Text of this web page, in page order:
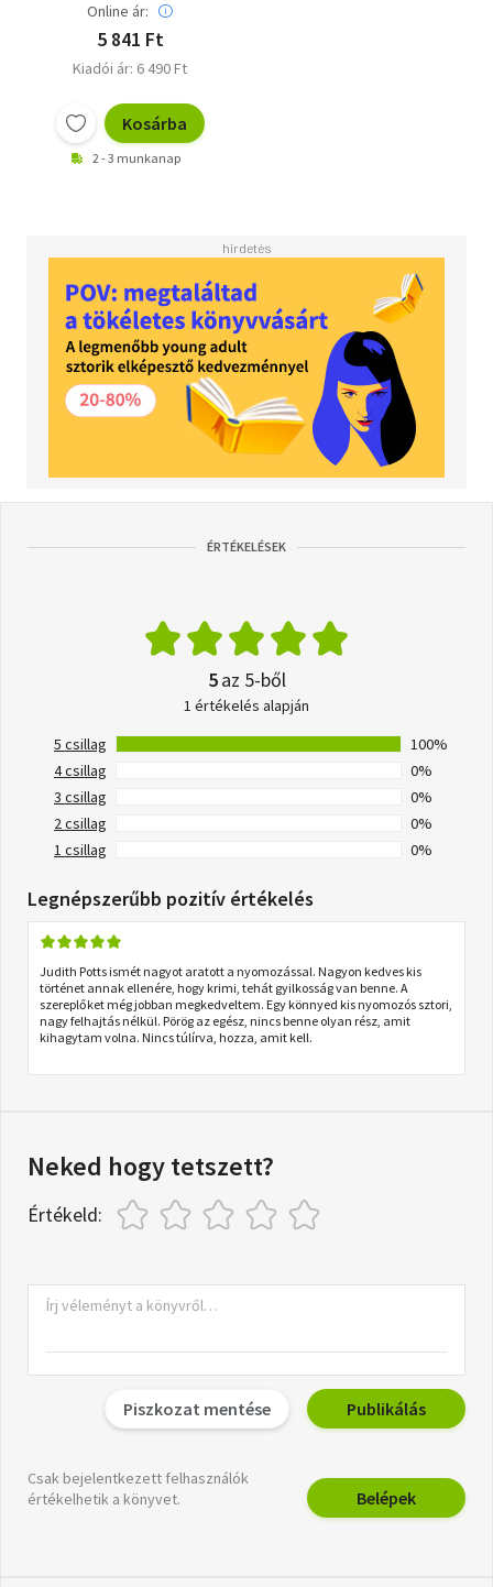
Online ár:
5 841 Ft
Kiadói ár: 6 490 Ft
Kosárba
2 - 3 munkanap
ÉRTÉKELÉSEK
5az 5-ből
1 értékelés alapján
5 csillag
100%
4 csillag
0%
3 csillag
0%
2 csillag
0%
1 csillag
0%
Legnépszerűbb pozitív értékelés
Judith Potts ismét nagyot aratott a nyomozással. Nagyon kedves kis
történet annak ellenére, hogy krimi, tehát gyilkosság van benne. A
szereplőket még jobban megkedveltem. Egy könnyed kis nyomozós sztori,
nagy felhajtás nélkül. Pörög az egész, nincs benne olyan rész, amit
kihagytam volna. Nincs túlírva, hozza, amit kell.
Neked hogy tetszett?
Értékeld:
Piszkozat mentése Publikálás
Csak bejelentkezett felhasználók
értékelhetik a könyvet.
Belépek